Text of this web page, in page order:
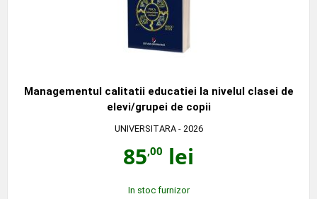
Managementul calitatii educatiei la nivelul clasei de
elevi/grupei de copii
UNIVERSITARA- 2026
85,00 lei
In stoc furnizor